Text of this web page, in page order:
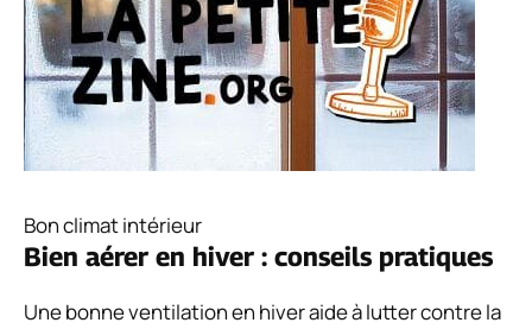
Bon climat intérieur
Bien aérer en hiver : conseils pratiques
Une bonne ventilation en hiver aide à lutter contre la